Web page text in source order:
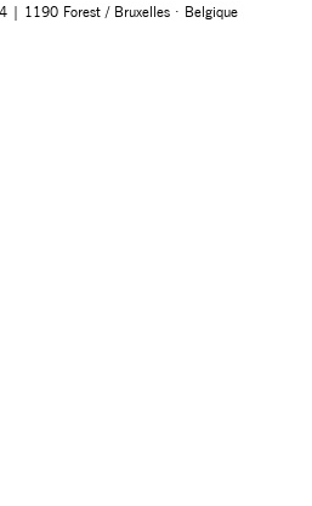
| 1190 Forest / Bruxelles · Belgique